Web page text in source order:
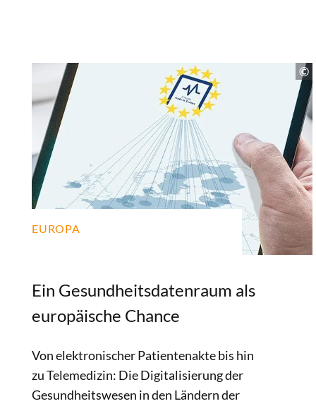
EUROPA
Ein Gesundheitsdatenraum als
europäische Chance
Von elektronischer Patientenakte bis hin
zu Telemedizin: Die Digitalisierung der
Gesundheitswesen in den Ländern der